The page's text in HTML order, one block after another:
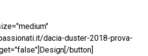
dacia-duster-2018-prova-
button]